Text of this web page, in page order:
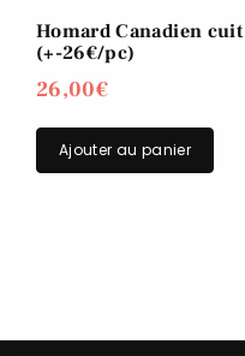
Homard Canadien cuit
(+-26€/pc)
26,00€
Ajouter au panier